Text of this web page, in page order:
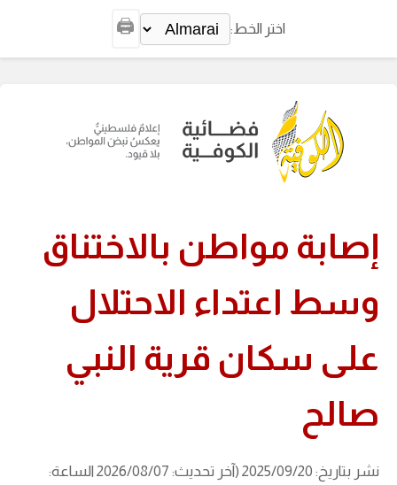
اختر الخط: 🖨️
إصابة مواطن بالاختناق
وسط اعتداء الاحتلال
على سكان قرية النبي
صالح
نشر بتاريخ: 2025/09/20 (آخر تحديث: 2026/08/07 الساعة: